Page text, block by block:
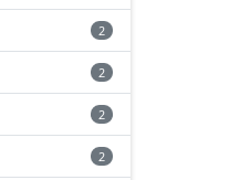
2
2
2
2